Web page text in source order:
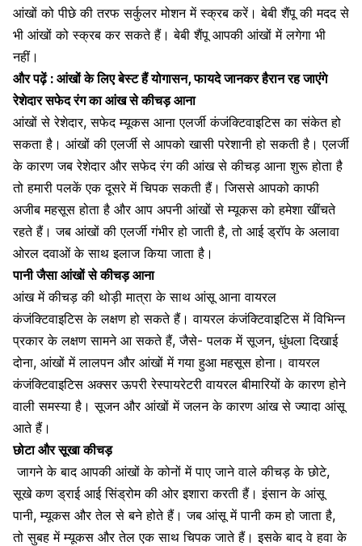
आंखों को पीछे की तरफ सर्कुलर मोशन में स्क्रब करें। बेबी शैंपू की मदद से
भी आंखों को स्क्रब कर सकते हैं। बेबी शैंपू आपकी आंखों में लगेगा भी
नहीं।
और पढ़ें : आंखों के लिए बेस्ट हैं योगासन, फायदे जानकर हैरान रह जाएंगे
रेशेदार सफेद रंग का आंख से कीचड़ आना
आंखों से रेशेदार, सफेद म्यूकस आना एलर्जी कंजंक्टिवाइटिस का संकेत हो
सकता है। आंखों की एलर्जी से आपको खासी परेशानी हो सकती है। एलर्जी
के कारण जब रेशेदार और सफेद रंग की आंख से कीचड़ आना शुरू होता है
तो हमारी पलकें एक दूसरे में चिपक सकती हैं। जिससे आपको काफी
अजीब महसूस होता है और आप अपनी आंखों से म्यूकस को हमेशा खींचते
रहते हैं। जब आंखों की एलर्जी गंभीर हो जाती है, तो आई ड्रॉप के अलावा
ओरल दवाओं के साथ इलाज किया जाता है।
पानी जैसा आंखों से कीचड़ आना
आंख में कीचड़ की थोड़ी मात्रा के साथ आंसू आना वायरल
कंजंक्टिवाइटिस के लक्षण हो सकते हैं। वायरल कंजंक्टिवाइटिस में विभिन्न
प्रकार के लक्षण सामने आ सकते हैं, जैसे-पलक में सूजन, धुंधला दिखाई
दोना, आंखों में लालपन और आंखों में गया हुआ महसूस होना। वायरल
कंजंक्टिवाइटिस अक्सर ऊपरी रेस्पायरेटरी वायरल बीमारियों के कारण होने
वाली समस्या है। सूजन और आंखों में जलन के कारण आंख से ज्यादा आंसू
आते हैं।
छोटा और सूखा कीचड़
जागने के बाद आपकी आंखों के कोनों में पाए जाने वाले कीचड़ के छोटे,
सूखे कणड्राई आई सिंड्रोमकी ओर इशारा करती हैं। इंसान के आंसू
पानी, म्यूकस और तेल से बने होते हैं। जब आंसू में पानी कम हो जाता है,
तो सुबह में म्यूकस और तेल एक साथ चिपक जाते हैं। इसके बाद वे हवा के